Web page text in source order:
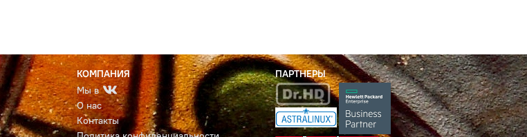
КОМПАНИЯ
Мы в
О нас
Контакты
ПАРТНЕРЫ